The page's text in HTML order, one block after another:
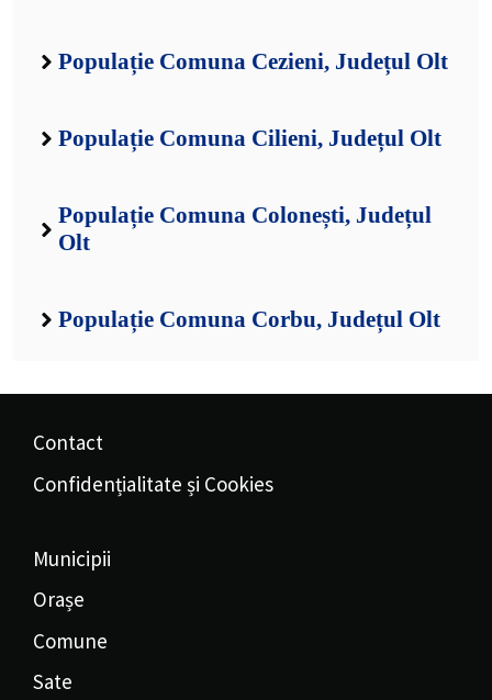
Populație Comuna Cezieni, Județul Olt
Populație Comuna Cilieni, Județul Olt
Populație Comuna Colonești, Județul
Olt
Populație Comuna Corbu, Județul Olt
Contact
Confidențialitate și Cookies
Municipii
Orașe
Comune
Sate